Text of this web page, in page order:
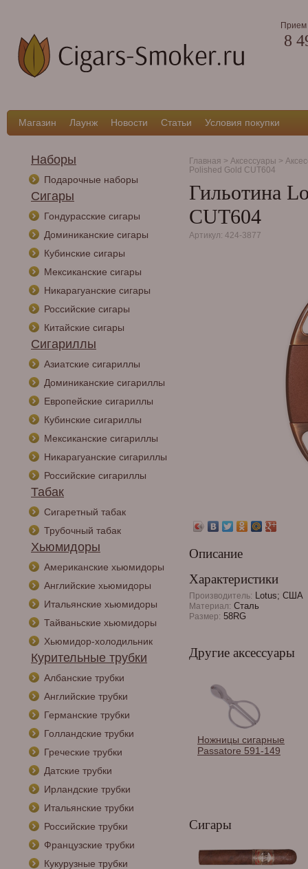
Прием
8
Магазин Лаунж Новости Статьи Условия покупки
Наборы
Подарочные наборы
Сигары
Гондурасские сигары
Доминиканские сигары
Кубинские сигары
Мексиканские сигары
Никарагуанские сигары
Российские сигары
Китайские сигары
Сигариллы
Азиатские сигариллы
Доминиканские сигариллы
Европейские сигариллы
Кубинские сигариллы
Мексиканские сигариллы
Никарагуанские сигариллы
Российские сигариллы
Табак
Сигаретный табак
Трубочный табак
Хьюмидоры
Американские хьюмидоры
Английские хьюмидоры
Итальянские хьюмидоры
Тайваньские хьюмидоры
Хьюмидор-холодильник
Курительные трубки
Албанские трубки
Английские трубки
Германские трубки
Голландские трубки
Греческие трубки
Датские трубки
Ирландские трубки
Итальянские трубки
Российские трубки
Французские трубки
Кукурузные трубки
Главная > Аксессуары >
Polished Gold CUT604
Гильотина
CUT604
Артикул: 424-3877
Описание
Характеристики
Производитель: Lotus; США
Материал: Сталь
Размер: 58RG
Другие аксессуары
Ножницы сигарные
Passatore 591-149
Сигары